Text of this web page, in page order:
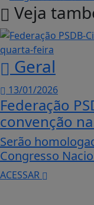
Veja
Geral
13/01/2026
Federação
convenção
Serão
Congresso
ACESSAR